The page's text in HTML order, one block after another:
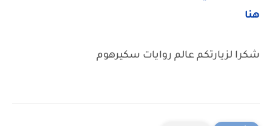
هنا
شكرا لزيارتكم عالم روايات سكيرهوم